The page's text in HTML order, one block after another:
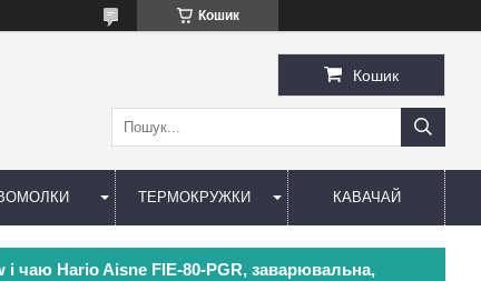
Кошик
Кошик
ТЕРМОКРУЖКИ КАВАЧАЙ
чаю Hario Aisne FIE-80-PGR, заварювальна,